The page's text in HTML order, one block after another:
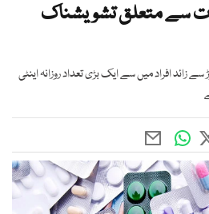
سے متعلق تشویشناک
میں ڈپریشن کا شکار 33 کروڑ سے زائد افراد میں سے ایک بڑی تعداد روزانہ اینٹی